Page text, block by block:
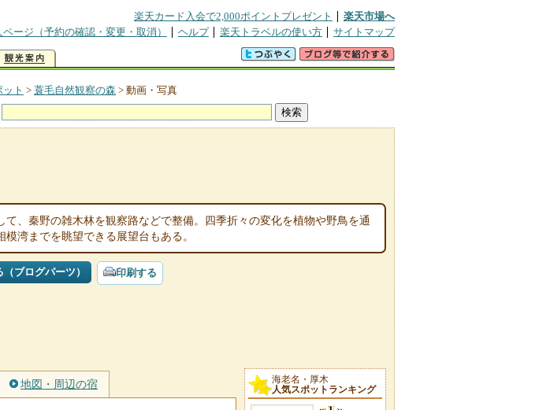
楽天カード入会で2,000ポイントプレゼント
楽天市場へ
ページ（予約の確認・変更・取消） ヘルプ 楽天トラベルの使い方 サイトマップ
ト > 蓑毛自然観察の森 > 動画・写真
て、秦野の雑木林を観察路などで整備。四季折々の変化を植物や野鳥を通
湾までを眺望できる展望台もある。
ブログパーツ） 印刷する
地図・周辺の宿
海老名・厚木
人気スポットランキング